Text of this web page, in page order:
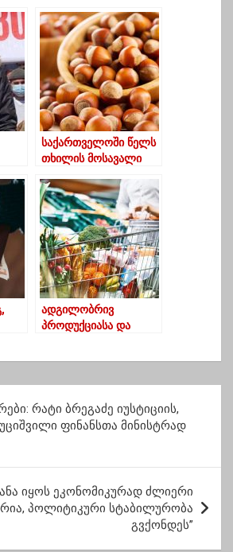
ადგილზეა
საქართველო
საქართველოში წელს
თხილის მოსავალი
განმავლობაში
ყველაზე დიდი და
ხარისხიანი იქნება
ადგილობრივ
პროდუქციასა და
რატი ბრეგაძე იუსტიციის,
ფინანსთა მინისტრად
იყოს ეკონომიკურად ძლიერი
პოლიტიკური სტაბილურობა
გვქონდეს”